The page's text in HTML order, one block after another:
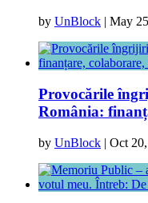
by UnBlock | May
Provocările
România:
by UnBlock | Oct